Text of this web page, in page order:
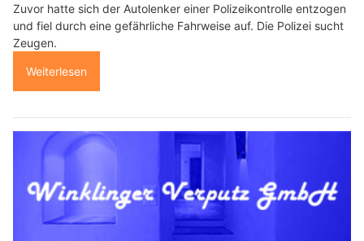
Zuvor hatte sich der Autolenker einer Polizeikontrolle entzogen
und fiel durch eine gefährliche Fahrweise auf. Die Polizei sucht
Zeugen.
Weiterlesen